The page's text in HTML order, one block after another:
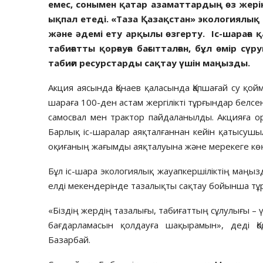
емес, сонымен қатар азаматтардың өз
ықпал етеді. «Таза Қазақстан»
және әдемі ету арқылы өзгерту. Іс-
табиғатты қорғауға бағытталған, бұл өмір
табиғи ресурстарды сақтау үшін маңызды.
Акция аясында Қонаев қаласында Қапшағай су
шараға 100-ден астам жергілікті тұрғындар
самосвал мен трактор пайдаланылды. Акцияға
Барлық іс-шаралар аяқталғаннан кейін
оқиғаның жағымды аяқталуына және мерекеге
Бұл іс-шара экологиялық жауапкершіліктің
елді мекендерінде тазалықты сақтау бойынша
«Біздің жердің тазалығы, табиғаттың сұлулығы
бағдарламасын қолдауға шақырамын», деді
Базарбай.